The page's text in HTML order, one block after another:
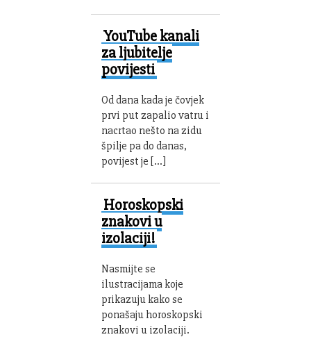
YouTube kanali
za ljubitelje
povijesti
Od dana kada je čovjek
prvi put zapalio vatru i
nacrtao nešto na zidu
špilje pa do danas,
povijest je […]
Horoskopski
znakovi u
izolaciji!
Nasmijte se
ilustracijama koje
prikazuju kako se
ponašaju horoskopski
znakovi u izolaciji.